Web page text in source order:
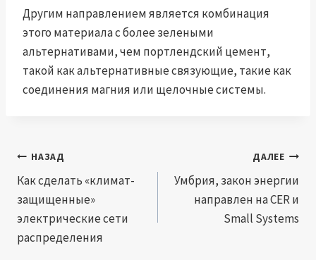
Другим направлением является комбинация
этого материала с более зелеными
альтернативами, чем портлендский цемент,
такой как альтернативные связующие, такие как
соединения магния или щелочные системы.
Навигация
по
записям
НАЗАД
Как сделать «климат-
защищенные»
электрические сети
распределения
ДАЛЕЕ
Умбрия, закон энергии
направлен на CER и
Small Systems